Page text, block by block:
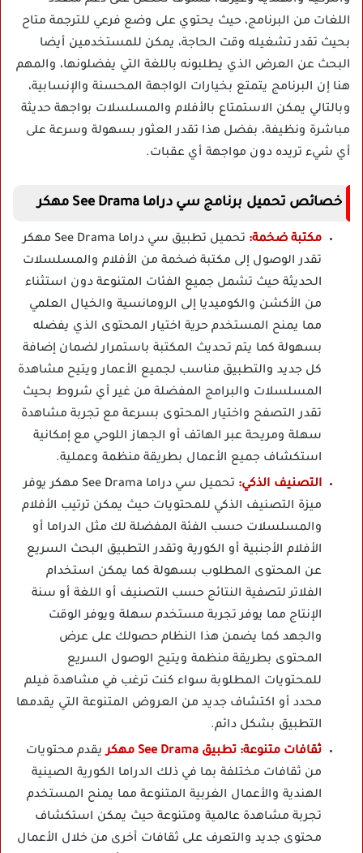
اللغات من البرنامج، حيث يحتوي على وضع فرعي للترجمة متاح
بحيث تقدر تشغيله وقت الحاجة، يمكن للمستخدمين أيضا
البحث عن العرض الذي يطلبونه باللغة التي يفضلونها، والمهم
هنا إن البرنامج يتمتع بخيارات الواجهة المحسنة والإنسابية،
وبالتالي يمكن الاستمتاع بالأفلام والمسلسلات بواجهة حديثة
مباشرة ونظيفة، بفضل هذا تقدر العثور بسهولة وسرعة على
أي شيء تريده دون مواجهة أي عقبات.
خصائص تحميل برنامج سي دراما See Drama مهكر
مكتبة ضخمة:
تحميل تطبيق سي دراما See Drama مهكر
تقدر الوصول إلى مكتبة ضخمة من الأفلام والمسلسلات
الحديثة حيث تشمل جميع الفئات المتنوعة دون استثناء
من الأكشن والكوميديا إلى الرومانسية والخيال العلمي
مما يمنح المستخدم حرية اختيار المحتوى الذي يفضله
بسهولة كما يتم تحديث المكتبة باستمرار لضمان إضافة
كل جديد والتطبيق مناسب لجميع الأعمار ويتيح مشاهدة
المسلسلات والبرامج المفضلة من غير أي شروط بحيث
تقدر التصفح واختيار المحتوى بسرعة مع تجربة مشاهدة
سهلة ومريحة عبر الهاتف أو الجهاز اللوحي مع إمكانية
استكشاف جميع الأعمال بطريقة منظمة وعملية.
التصنيف الذكي:
تحميل سي دراما See Drama مهكر يوفر
ميزة التصنيف الذكي للمحتويات حيث يمكن ترتيب الأفلام
والمسلسلات حسب الفئة المفضلة لك مثل الدراما أو
الأفلام الأجنبية أو الكورية وتقدر التطبيق البحث السريع
عن المحتوى المطلوب بسهولة كما يمكن استخدام
الفلاتر لتصفية النتائج حسب التصنيف أو اللغة أو سنة
الإنتاج مما يوفر تجربة مستخدم سهلة ويوفر الوقت
والجهد كما يضمن هذا النظام حصولك على عرض
المحتوى بطريقة منظمة ويتيح الوصول السريع
للمحتويات المطلوبة سواء كنت ترغب في مشاهدة فيلم
محدد أو اكتشاف جديد من العروض المتنوعة التي يقدمها
التطبيق بشكل دائم.
ثقافات متنوعة: تطبيق See Drama مهكر
يقدم محتويات
من ثقافات مختلفة بما في ذلك الدراما الكورية الصينية
الهندية والأعمال الغربية المتنوعة مما يمنح المستخدم
تجربة مشاهدة عالمية ومتنوعة حيث يمكن استكشاف
محتوى جديد والتعرف على ثقافات أخرى من خلال الأعمال